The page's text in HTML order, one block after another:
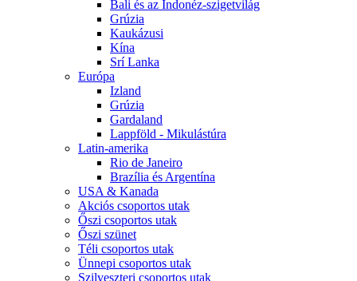
Bali és az Indonéz-szigetvilág
Grúzia
Kaukázusi
Kína
Srí Lanka
Európa
Izland
Grúzia
Gardaland
Lappföld - Mikulástúra
Latin-amerika
Rio de Janeiro
Brazília és Argentína
USA & Kanada
Akciós csoportos utak
Őszi csoportos utak
Őszi szünet
Téli csoportos utak
Ünnepi csoportos utak
Szilveszteri csoportos utak